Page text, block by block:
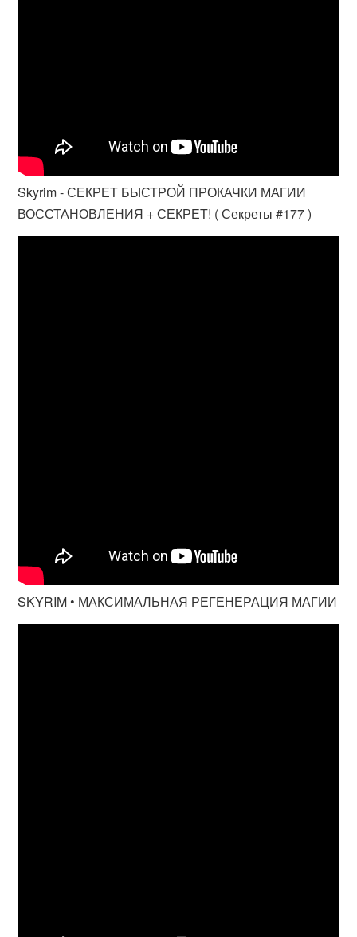
Skyrim - СЕКРЕТ БЫСТРОЙ ПРОКАЧКИ МАГИИ
ВОССТАНОВЛЕНИЯ + СЕКРЕТ! ( Секреты #177 )
SKYRIM • МАКСИМАЛЬНАЯ РЕГЕНЕРАЦИЯ МАГИИ